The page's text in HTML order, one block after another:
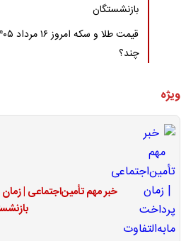
بازنشستگان
چند؟
ویژه
خبر مهم تأمین‌اجتماعی |